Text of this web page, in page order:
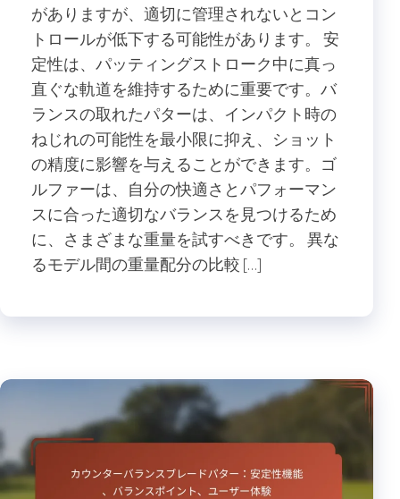
がありますが、適切に管理されないとコン
トロールが低下する可能性があります。 安
定性は、パッティングストローク中に真っ
直ぐな軌道を維持するために重要です。バ
ランスの取れたパターは、インパクト時の
ねじれの可能性を最小限に抑え、ショット
の精度に影響を与えることができます。ゴ
ルファーは、自分の快適さとパフォーマン
スに合った適切なバランスを見つけるため
に、さまざまな重量を試すべきです。 異な
るモデル間の重量配分の比較 […]